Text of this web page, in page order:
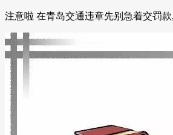
注意啦 在青岛交通违章先别急着交罚